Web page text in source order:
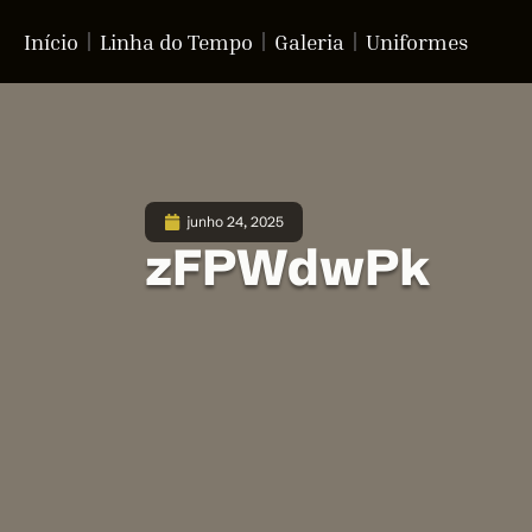
Início Linha do Tempo Galeria Uniformes
junho 24, 2025
zFPWdwPk